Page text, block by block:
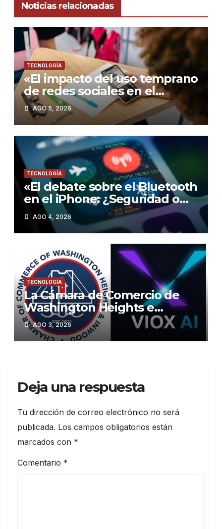
Noticias relacionadas
TECNOLOGÍA
«El impacto del uso temprano
de redes sociales en el
rendimiento académico de
los adolescentes»
AGO 5, 2026
TECNOLOGÍA
«El debate sobre el Bluetooth
en el iPhone: ¿Seguridad o
comodidad?»
AGO 4, 2026
TECNOLOGÍA
La Cámara de Comercio de
Washington Heights e
Inwood y Viox.ai invitan al
público a descubrir el poder
de la Inteligencia Artificial
AGO 3, 2026
Deja una respuesta
Tu dirección de correo electrónico no será
publicada. Los campos obligatorios están
marcados con *
Comentario *